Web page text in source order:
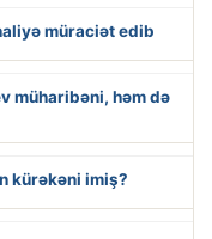
müraciət edib
müharibəni, həm də
kürəkəni imiş?